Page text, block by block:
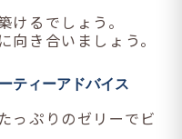
るでしょう。
き合いましょう。
ティーアドバイス
っぷりのゼリーでビ